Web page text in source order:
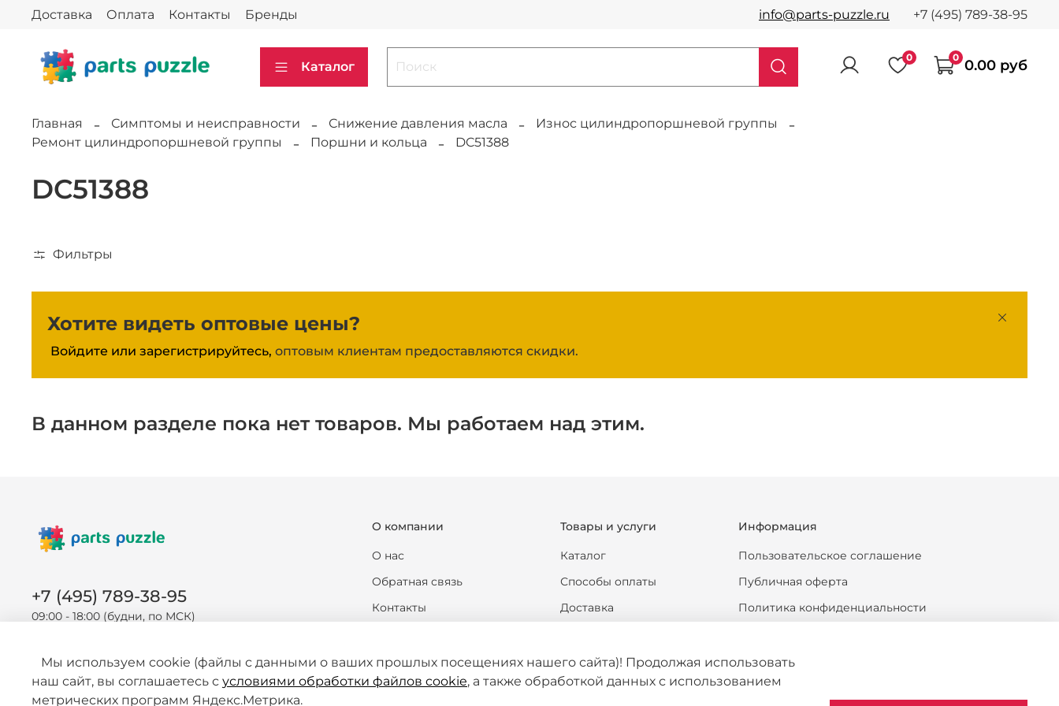
Доставка Оплата Контакты Бренды info@parts-puzzle.ru +7 (495) 789-38-95
Каталог
0 0 0.00 руб
Главная Симптомы и неисправности Снижение давления масла
Износ цилиндропоршневой группы
Ремонт цилиндропоршневой группы
Поршни и кольца DC51388
DC51388
Фильтры
Хотите видеть оптовые цены?
Войдите или зарегистрируйтесь, оптовым клиентам предоставляются скидки.
В данном разделе пока нет товаров. Мы работаем над этим.
О компании
О нас
Обратная связь
Контакты
Новости
Статьи
Товары и услуги
Каталог
Способы оплаты
Доставка
Формы документов
Информация
Пользовательское соглашение
Публичная оферта
Политика конфиденциальности
Политика обработки персональных данных
Согласие на обработку персональных данных
+7 (495) 789-38-95
09:00 - 18:00 (будни, по МСК)
Мы используем cookie (файлы с данными о ваших прошлых посещениях нашего сайта)! Продолжая использовать
наш сайт, вы соглашаетесь с условиями обработки файлов cookie, а также обработкой данных с использованием
метрических программ Яндекс.Метрика.